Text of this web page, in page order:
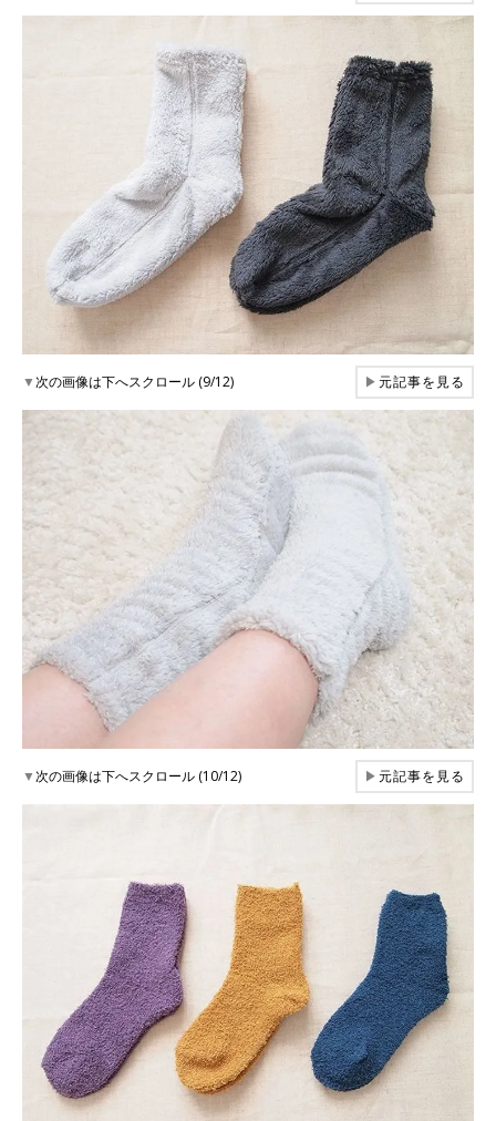
▼次の画像は下へスクロール (9/12) ▶元記事を見る
▼次の画像は下へスクロール (10/12) ▶元記事を見る